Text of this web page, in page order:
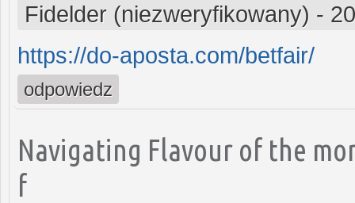
Fidelder (niezweryfikowany) -
https://do-aposta.com/betfair/
odpowiedz
Navigating Flavour of the
f